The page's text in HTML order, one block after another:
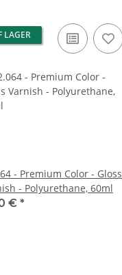
LAGER
- Premium Color - Gloss
- Polyurethane, 60ml
€ *